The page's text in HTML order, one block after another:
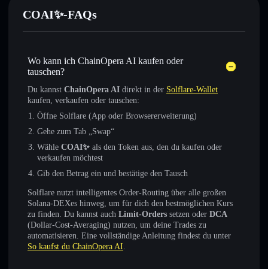
COAI✨-FAQs
Wo kann ich ChainOpera AI kaufen oder
tauschen?
Du kannst ChainOpera AI direkt in der Solflare-Wallet
kaufen, verkaufen oder tauschen:
Öffne Solflare (App oder Browsererweiterung)
Gehe zum Tab „Swap“
Wähle COAI✨ als den Token aus, den du kaufen oder
verkaufen möchtest
Gib den Betrag ein und bestätige den Tausch
Solflare nutzt intelligentes Order-Routing über alle großen
Solana-DEXes hinweg, um für dich den bestmöglichen Kurs
zu finden. Du kannst auch Limit-Orders setzen oder DCA
(Dollar-Cost-Averaging) nutzen, um deine Trades zu
automatisieren. Eine vollständige Anleitung findest du unter
So kaufst du ChainOpera AI.